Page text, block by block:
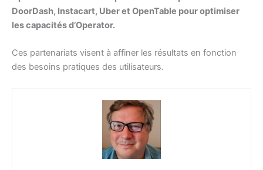
DoorDash, Instacart, Uber et OpenTable pour optimiser
les capacités d’Operator.
Ces partenariats visent à affiner les résultats en fonction
des besoins pratiques des utilisateurs.